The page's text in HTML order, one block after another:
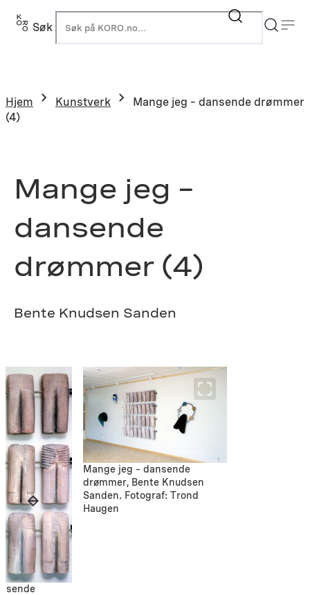
Hopp
Søk
Hjem Kunstverk
Mange jeg – dansende drømmer
(4)
Mange jeg –
dansende
drømmer (4)
Bente Knudsen Sanden
Mange jeg – dansende
drømmer, Bente Knudsen
Sanden. Fotograf: Trond
Haugen